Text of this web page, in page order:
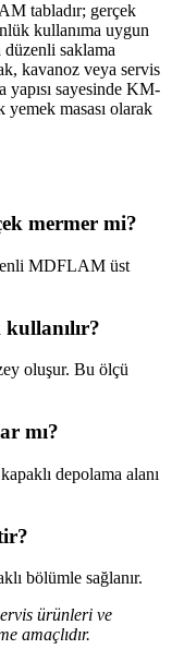
tabladır; gerçek
kullanıma uygun
saklama
kavanoz veya servis
yapısı sayesinde KM-
yemek masası olarak
mermer mi?
MDFLAM üst
oluşur. Bu ölçü
mı?
depolama alanı
bölümle sağlanır.
ürünleri ve
amaçlıdır.